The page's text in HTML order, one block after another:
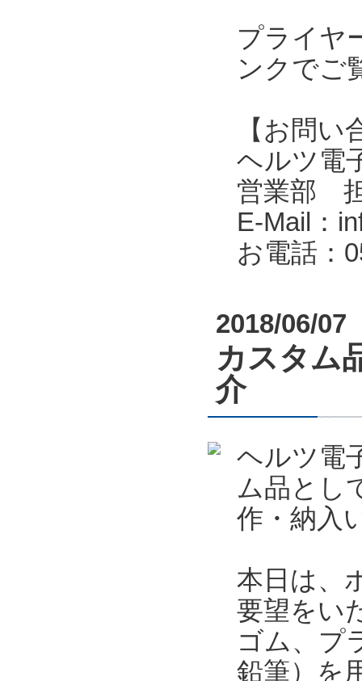
プライヤ
ンクでご
【お問い
ヘルツ電
営業部
E-Mail：
お電話：
2018/06/07
カスタム
介
ヘルツ電
ム品とし
作・納入
本日は、
要望をい
ゴム、プ
鉛筆）を